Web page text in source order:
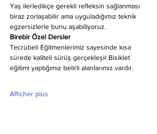
Yaş ilerledikçe gerekli refleksin sağlanması
biraz zorlaşabilir ama uyguladığımız teknik
egzersizlerle bunu aşabiliyoruz.
Birebir Özel Dersler
Tecrübeli Eğitmenlerimiz sayesinde kısa
sürede kaliteli sürüş gerçekleşir.Bisiklet
eğitimi yaptığımız belirli alanlarımız vardır.
Afficher plus